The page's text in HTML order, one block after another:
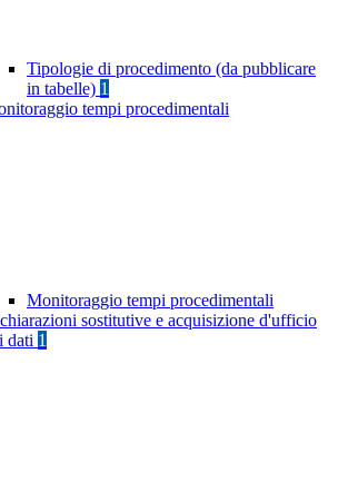
Tipologie di procedimento (da pubblicare
in tabelle) 1
tempi procedimentali
Monitoraggio tempi procedimentali
sostitutive e acquisizione d'ufficio
dati 1